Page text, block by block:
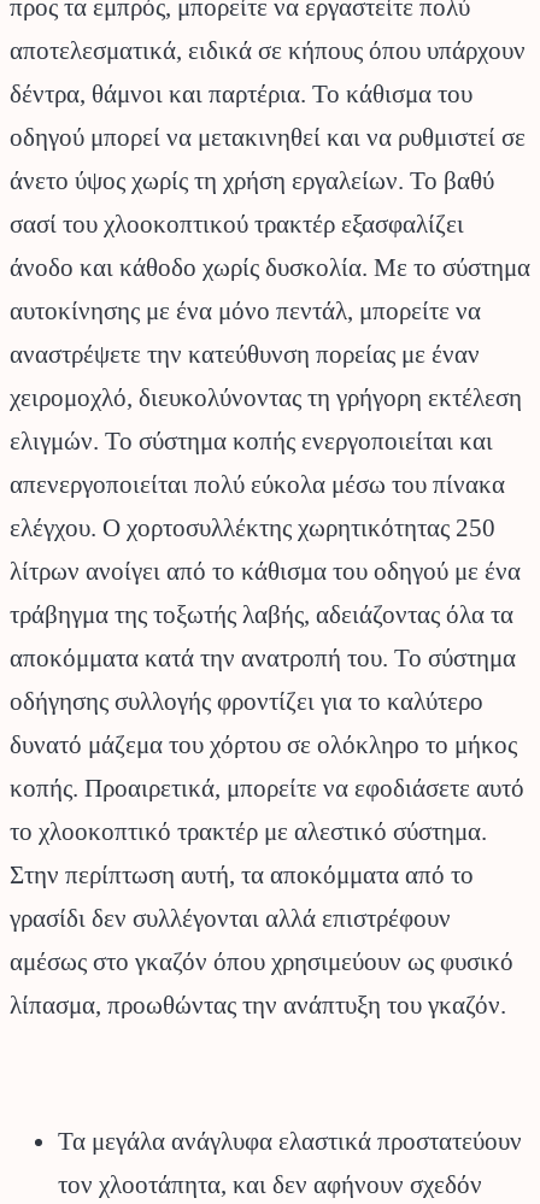
προς τα εμπρός, μπορείτε να εργαστείτε πολύ
αποτελεσματικά, ειδικά σε κήπους όπου υπάρχουν
δέντρα, θάμνοι και παρτέρια. Το κάθισμα του
οδηγού μπορεί να μετακινηθεί και να ρυθμιστεί σε
άνετο ύψος χωρίς τη χρήση εργαλείων. Το βαθύ
σασί του χλοοκοπτικού τρακτέρ εξασφαλίζει
άνοδο και κάθοδο χωρίς δυσκολία. Με το σύστημα
αυτοκίνησης με ένα μόνο πεντάλ, μπορείτε να
αναστρέψετε την κατεύθυνση πορείας με έναν
χειρομοχλό, διευκολύνοντας τη γρήγορη εκτέλεση
ελιγμών. Το σύστημα κοπής ενεργοποιείται και
απενεργοποιείται πολύ εύκολα μέσω του πίνακα
ελέγχου. Ο χορτοσυλλέκτης χωρητικότητας 250
λίτρων ανοίγει από το κάθισμα του οδηγού με ένα
τράβηγμα της τοξωτής λαβής, αδειάζοντας όλα τα
αποκόμματα κατά την ανατροπή του. Το σύστημα
οδήγησης συλλογής φροντίζει για το καλύτερο
δυνατό μάζεμα του χόρτου σε ολόκληρο το μήκος
κοπής. Προαιρετικά, μπορείτε να εφοδιάσετε αυτό
το χλοοκοπτικό τρακτέρ με αλεστικό σύστημα.
Στην περίπτωση αυτή, τα αποκόμματα από το
γρασίδι δεν συλλέγονται αλλά επιστρέφουν
αμέσως στο γκαζόν όπου χρησιμεύουν ως φυσικό
λίπασμα, προωθώντας την ανάπτυξη του γκαζόν.
Τα μεγάλα ανάγλυφα ελαστικά προστατεύουν
τον χλοοτάπητα, και δεν αφήνουν σχεδόν